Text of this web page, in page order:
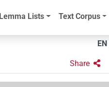
Lemma Lists Text Corpus
EN
Share